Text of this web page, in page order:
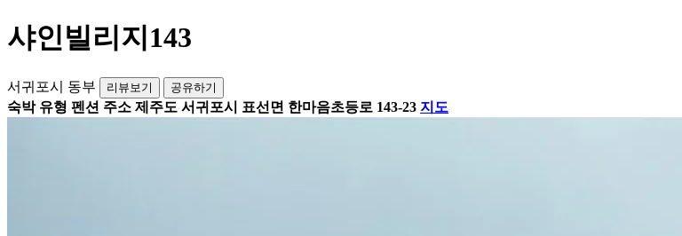
샤인빌리지143
서귀포시 동부 리뷰보기 공유하기
숙박 유형 펜션 주소 제주도 서귀포시 표선면 한마음초등로 143-23 지도